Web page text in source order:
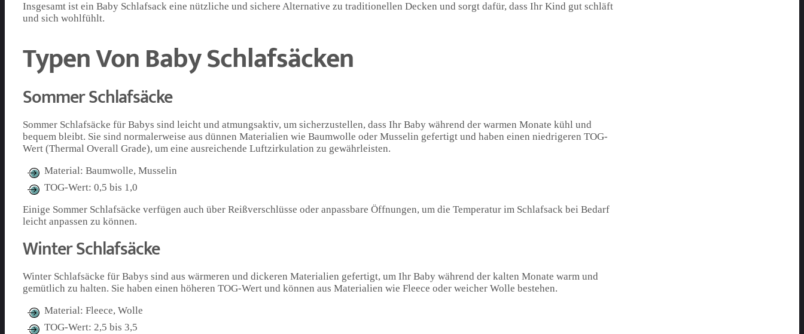
Insgesamt ist ein Baby Schlafsack eine nützliche und sichere Alternative zu traditionellen Decken und sorgt dafür, dass Ihr Kind gut schläft
und sich wohlfühlt.
Typen Von Baby Schlafsäcken
Sommer Schlafsäcke
Sommer Schlafsäcke für Babys sind leicht und atmungsaktiv, um sicherzustellen, dass Ihr Baby während der warmen Monate kühl und
bequem bleibt. Sie sind normalerweise aus dünnen Materialien wie Baumwolle oder Musselin gefertigt und haben einen niedrigeren TOG-
Wert (Thermal Overall Grade), um eine ausreichende Luftzirkulation zu gewährleisten.
Material: Baumwolle, Musselin
TOG-Wert: 0,5 bis 1,0
Einige Sommer Schlafsäcke verfügen auch über Reißverschlüsse oder anpassbare Öffnungen, um die Temperatur im Schlafsack bei Bedarf
leicht anpassen zu können.
Winter Schlafsäcke
Winter Schlafsäcke für Babys sind aus wärmeren und dickeren Materialien gefertigt, um Ihr Baby während der kalten Monate warm und
gemütlich zu halten. Sie haben einen höheren TOG-Wert und können aus Materialien wie Fleece oder weicher Wolle bestehen.
Material: Fleece, Wolle
TOG-Wert: 2,5 bis 3,5